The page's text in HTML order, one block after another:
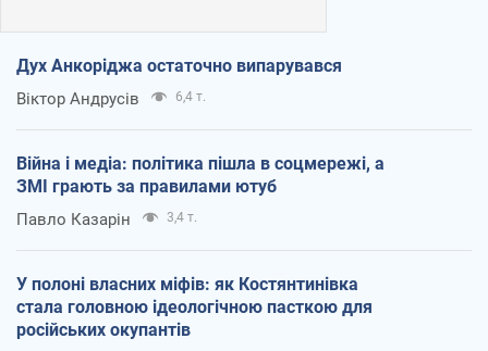
Дух Анкоріджа остаточно випарувався
Віктор Андрусів 6,4 т.
Війна і медіа: політика пішла в соцмережі, а
ЗМІ грають за правилами ютуб
Павло Казарін 3,4 т.
У полоні власних міфів: як Костянтинівка
стала головною ідеологічною пасткою для
російських окупантів